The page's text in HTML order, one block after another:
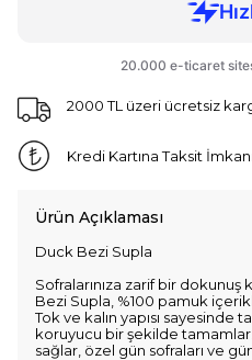
2000 TL üzeri ücretsiz
Kredi Kartına Taksit İmkanı
Ürün Açıklaması
Duck Bezi Supla
Sofralarınıza zarif bir
Bezi Supla, %100 pamuk
Tok ve kalın yapısı sayesinde
koruyucu bir şekilde
sağlar, özel gün sofraları ve